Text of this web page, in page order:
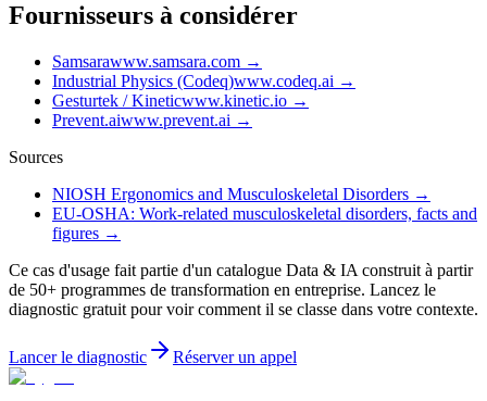
Fournisseurs à considérer
Samsarawww.samsara.com →
Industrial Physics (Codeq)www.codeq.ai →
Gesturtek / Kineticwww.kinetic.io →
Prevent.aiwww.prevent.ai →
Sources
NIOSH Ergonomics and Musculoskeletal Disorders →
EU-OSHA: Work-related musculoskeletal disorders, facts and
figures →
Ce cas d'usage fait partie d'un catalogue Data & IA construit à partir
de 50+ programmes de transformation en entreprise. Lancez le
diagnostic gratuit pour voir comment il se classe dans votre contexte.
Lancer le diagnostic Réserver un appel